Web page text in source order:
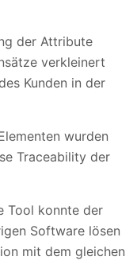
der Attribute
verkleinert
Kunden in der
wurden
Traceability der
Tool konnte der
Software lösen
mit dem gleichen